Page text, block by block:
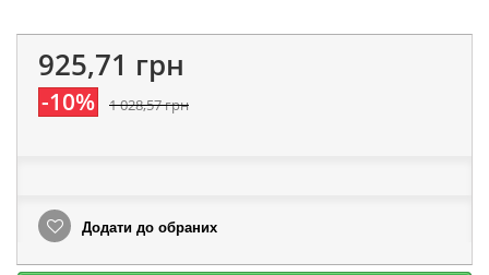
925,71 грн
-10% 1 028,57 грн
Додати до обраних